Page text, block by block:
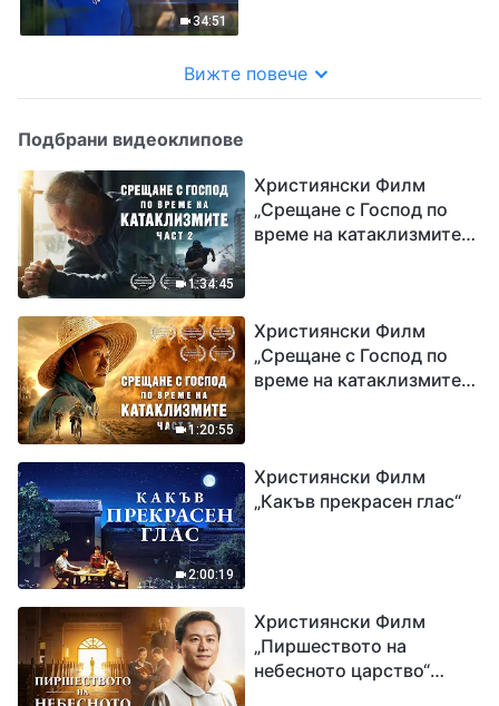
34:51
Вижте повече
Подбрани видеоклипове
1:34:45
Християнски Филм
„Срещане с Господ по
време на катаклизмите“
1:20:55
Християнски Филм
„Срещане с Господ по
време на катаклизмите“
2:00:19
Християнски Филм
„Какъв прекрасен глас“
Християнски Филм
„Пиршеството на
небесното царство“